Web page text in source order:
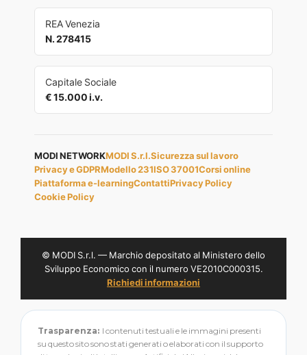
REA Venezia
N. 278415
Capitale Sociale
€ 15.000 i.v.
MODI NETWORKMODI S.r.l.Sicurezza sul lavoro
Privacy e GDPRModello 231ISO 37001Corsi online
Piattaforma e-learningContattiPrivacy Policy
Cookie Policy
© MODI S.r.l. — Marchio depositato al Ministero dello
Sviluppo Economico con il numero VE2010C000315.
Richiedi informazioni
Trasparenza: I contenuti testuali e le immagini presenti
su questo sito sono stati generati o elaborati con il supporto